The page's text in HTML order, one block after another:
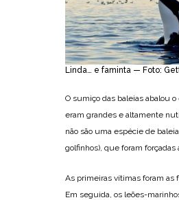
Linda… e faminta — Foto:
O sumiço das baleias abalou
eram grandes e altamente
não são uma espécie de
golfinhos), que foram forçadas
As primeiras vítimas foram as
Em seguida, os leões-